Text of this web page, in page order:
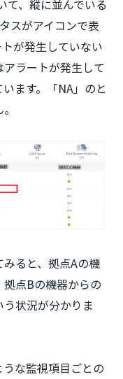
て、縦に並んでいる
スがアイコンで表
が発生していない
ラートが発生して
ます。「NA」のと
ると、拠点Aの機
点Bの機器からの
状況が分かりま
な監視項目ごとの